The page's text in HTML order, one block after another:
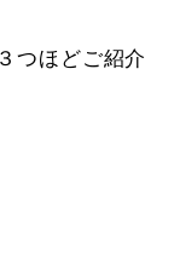
つほどご紹介